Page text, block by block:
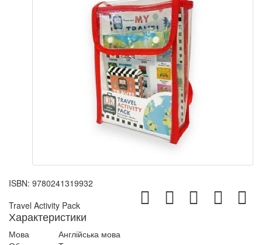
ISBN: 9780241319932
Travel Activity Pack
Характеристики
Мова
Англійська мова